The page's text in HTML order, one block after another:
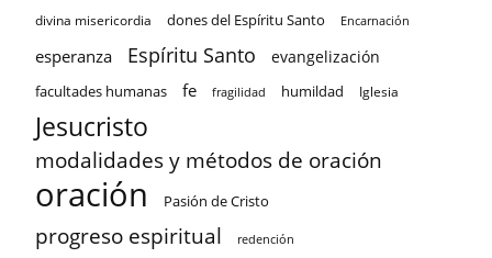
divina misericordia dones del Espíritu Santo Encarnación
esperanza Espíritu Santo evangelización
facultades humanas fe fragilidad humildad Iglesia
Jesucristo
modalidades y métodos de oración
oración Pasión de Cristo
progreso espiritual redención